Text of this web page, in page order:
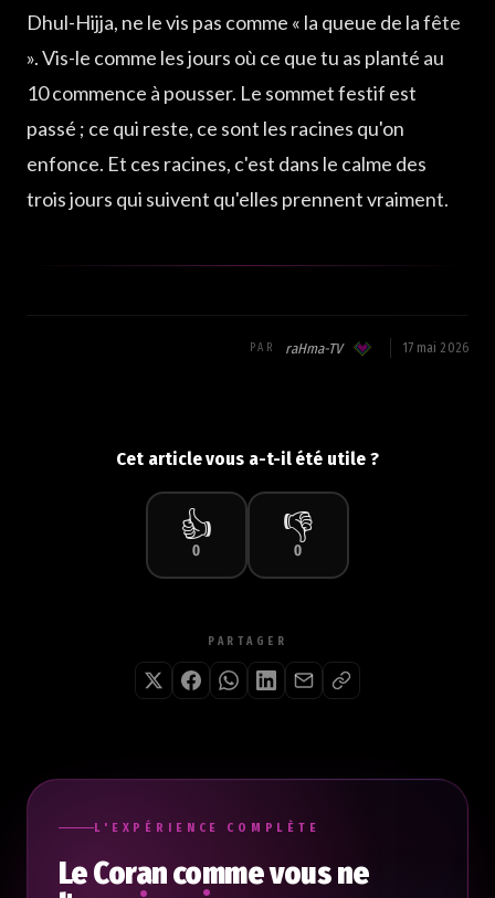
Dhul-Hijja, ne le vis pas comme « la queue de la fête
». Vis-le comme les jours où ce que tu as planté au
10 commence à pousser. Le sommet festif est
passé ; ce qui reste, ce sont les racines qu'on
enfonce. Et ces racines, c'est dans le calme des
trois jours qui suivent qu'elles prennent vraiment.
PAR raHma-TV 17 mai 2026
Cet article vous a-t-il été utile ?
👍
0
👎
0
PARTAGER
L'EXPÉRIENCE COMPLÈTE
Le Coran comme vous ne